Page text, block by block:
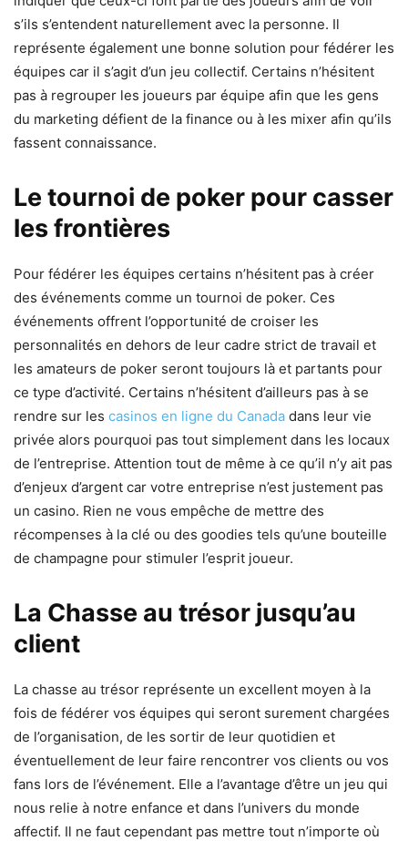
s’ils s’entendent naturellement avec la personne. Il
représente également une bonne solution pour fédérer les
équipes car il s’agit d’un jeu collectif. Certains n’hésitent
pas à regrouper les joueurs par équipe afin que les gens
du marketing défient de la finance ou à les mixer afin qu’ils
fassent connaissance.
Le tournoi de poker pour casser
les frontières
Pour fédérer les équipes certains n’hésitent pas à créer
des événements comme un tournoi de poker. Ces
événements offrent l’opportunité de croiser les
personnalités en dehors de leur cadre strict de travail et
les amateurs de poker seront toujours là et partants pour
ce type d’activité. Certains n’hésitent d’ailleurs pas à se
rendre sur les casinos en ligne du Canada dans leur vie
privée alors pourquoi pas tout simplement dans les locaux
de l’entreprise. Attention tout de même à ce qu’il n’y ait pas
d’enjeux d’argent car votre entreprise n’est justement pas
un casino. Rien ne vous empêche de mettre des
récompenses à la clé ou des goodies tels qu’une bouteille
de champagne pour stimuler l’esprit joueur.
La Chasse au trésor jusqu’au
client
La chasse au trésor représente un excellent moyen à la
fois de fédérer vos équipes qui seront surement chargées
de l’organisation, de les sortir de leur quotidien et
éventuellement de leur faire rencontrer vos clients ou vos
fans lors de l’événement. Elle a l’avantage d’être un jeu qui
nous relie à notre enfance et dans l’univers du monde
affectif. Il ne faut cependant pas mettre tout n’importe où